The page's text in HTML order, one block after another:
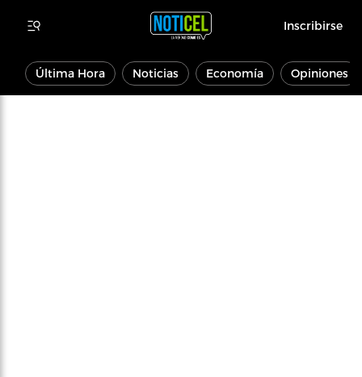
Inscribirse
Última Hora Noticias Economía Opiniones